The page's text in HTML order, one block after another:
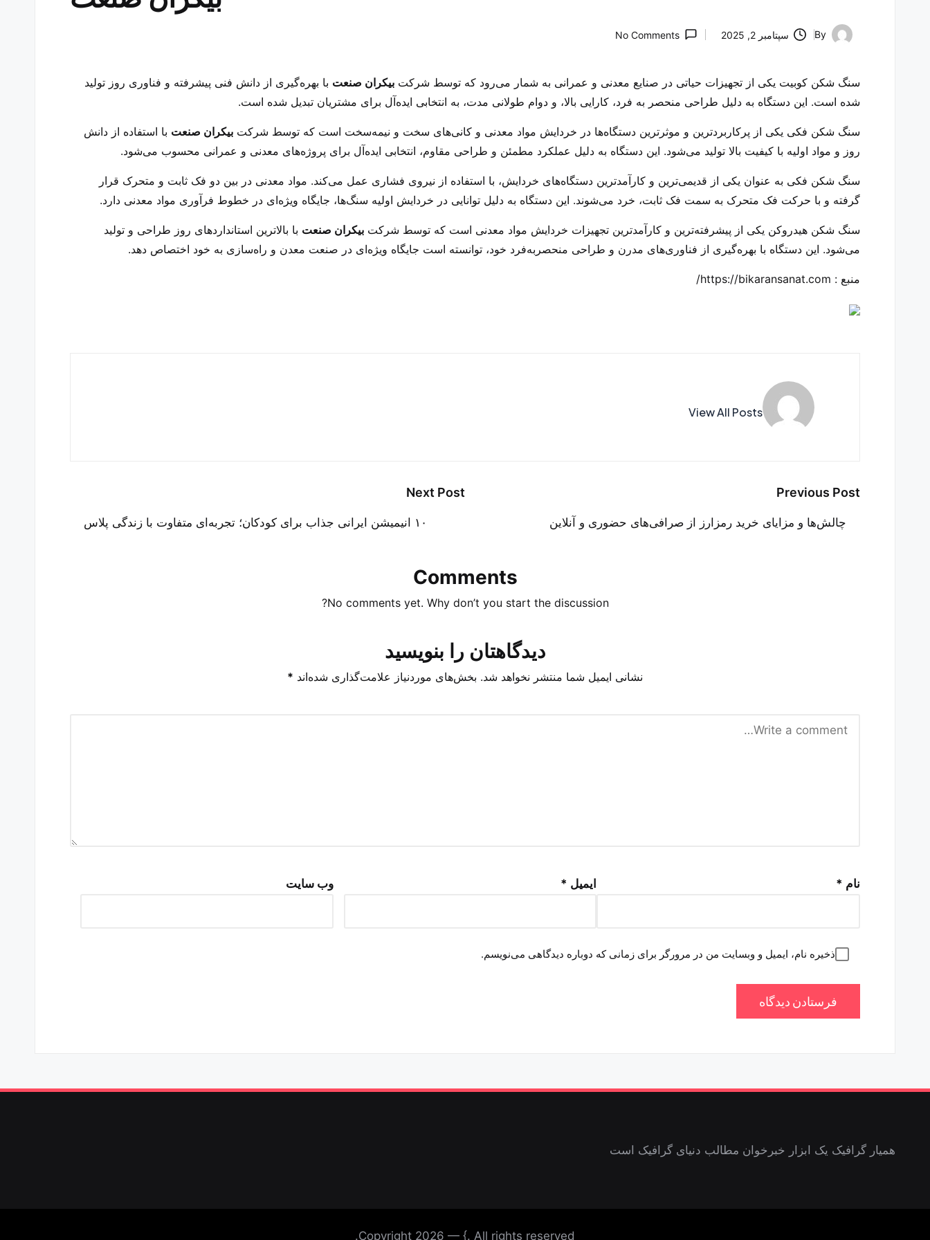
Posted
By سپتامبر 2, 2025 No Comments
سنگ شکن کوبیت یکی از تجهیزات حیاتی در صنایع معدنی و عمرانی به شمار می‌رود که توسط شرکت بیکران صنعت با بهره‌گیری از دانش فنی پیشرفته و فناوری روز تولید
شده است. این دستگاه به دلیل طراحی منحصر به فرد، کارایی بالا، و دوام طولانی مدت، به انتخابی ایده‌آل برای مشتریان تبدیل شده است.
سنگ شکن فکی یکی از پرکاربردترین و موثرترین دستگاه‌ها در خردایش مواد معدنی و کانی‌های سخت و نیمه‌سخت است که توسط شرکت بیکران صنعت با استفاده از دانش
روز و مواد اولیه با کیفیت بالا تولید می‌شود. این دستگاه به دلیل عملکرد مطمئن و طراحی مقاوم، انتخابی ایده‌آل برای پروژه‌های معدنی و عمرانی محسوب می‌شود.
سنگ شکن فکی به عنوان یکی از قدیمی‌ترین و کارآمدترین دستگاه‌های خردایش، با استفاده از نیروی فشاری عمل می‌کند. مواد معدنی در بین دو فک ثابت و متحرک قرار
گرفته و با حرکت فک متحرک به سمت فک ثابت، خرد می‌شوند. این دستگاه به دلیل توانایی در خردایش اولیه سنگ‌ها، جایگاه ویژه‌ای در خطوط فرآوری مواد معدنی دارد.
سنگ شکن هیدروکن یکی از پیشرفته‌ترین و کارآمدترین تجهیزات خردایش مواد معدنی است که توسط شرکت بیکران صنعت با بالاترین استانداردهای روز طراحی و تولید
می‌شود. این دستگاه با بهره‌گیری از فناوری‌های مدرن و طراحی منحصربه‌فرد خود، توانسته است جایگاه ویژه‌ای در صنعت معدن و راه‌سازی به خود اختصاص دهد.
منبع : https://bikaransanat.com/
View All Posts
Post
navigation
Previous Post
چالش‌ها و مزایای خرید رمزارز از صرافی‌های حضوری و آنلاین
Next Post
۱۰ انیمیشن ایرانی جذاب برای کودکان؛ تجربه‌ای متفاوت با زندگی پلاس
Comments
No comments yet. Why don’t you start the discussion?
دیدگاهتان را بنویسید
نشانی ایمیل شما منتشر نخواهد شد. بخش‌های موردنیاز علامت‌گذاری شده‌اند *
نام * ایمیل * وب‌ سایت
ذخیره نام، ایمیل و وبسایت من در مرورگر برای زمانی که دوباره دیدگاهی می‌نویسم.
همیار گرافیک یک ابزار خبرخوان مطالب دنیای گرافیک است
Copyright 2026 — {. All rights reserved.